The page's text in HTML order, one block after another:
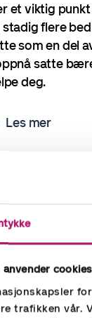
cookies
trafikken vår.
et viktig
stadig flere
som en del
satte
deg.
Les mer